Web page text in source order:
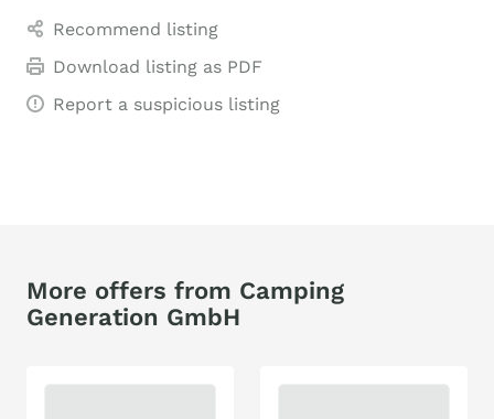
Recommend listing
Download listing as PDF
Report a suspicious listing
More offers from Camping
Generation GmbH